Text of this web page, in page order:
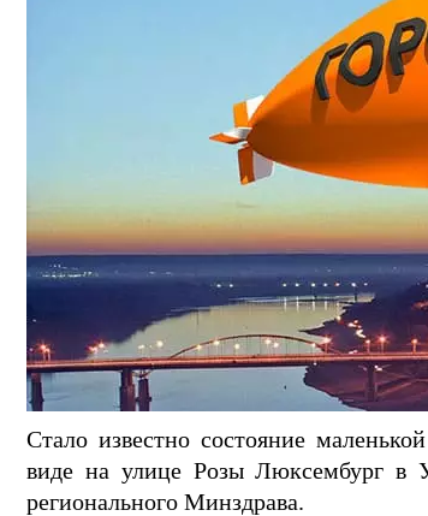
Стало известно состояние
виде на улице Розы Люксембург в
регионального Минздрава.